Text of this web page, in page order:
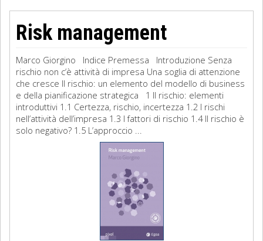
Risk management
Marco Giorgino Indice Premessa Introduzione Senza
rischio non c’è attività di impresa Una soglia di attenzione
che cresce Il rischio: un elemento del modello di business
e della pianificazione strategica 1 Il rischio: elementi
introduttivi 1.1 Certezza, rischio, incertezza 1.2 I rischi
nell’attività dell’impresa 1.3 I fattori di rischio 1.4 Il rischio è
solo negativo? 1.5 L’approccio ...